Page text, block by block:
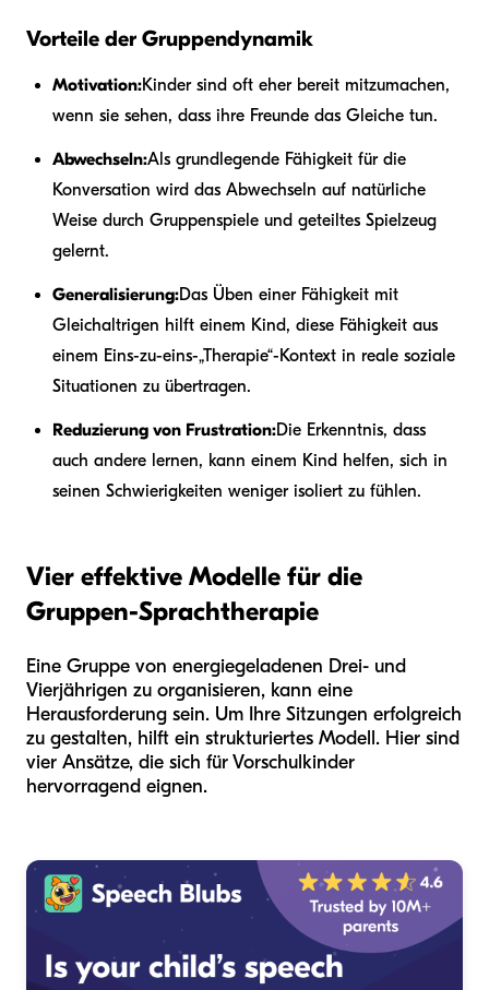
Vorteile der Gruppendynamik
Motivation:Kinder sind oft eher bereit mitzumachen,
wenn sie sehen, dass ihre Freunde das Gleiche tun.
Abwechseln:Als grundlegende Fähigkeit für die
Konversation wird das Abwechseln auf natürliche
Weise durch Gruppenspiele und geteiltes Spielzeug
gelernt.
Generalisierung:Das Üben einer Fähigkeit mit
Gleichaltrigen hilft einem Kind, diese Fähigkeit aus
einem Eins-zu-eins-„Therapie“-Kontext in reale soziale
Situationen zu übertragen.
Reduzierung von Frustration:Die Erkenntnis, dass
auch andere lernen, kann einem Kind helfen, sich in
seinen Schwierigkeiten weniger isoliert zu fühlen.
Vier effektive Modelle für die
Gruppen-Sprachtherapie
Eine Gruppe von energiegeladenen Drei- und
Vierjährigen zu organisieren, kann eine
Herausforderung sein. Um Ihre Sitzungen erfolgreich
zu gestalten, hilft ein strukturiertes Modell. Hier sind
vier Ansätze, die sich für Vorschulkinder
hervorragend eignen.